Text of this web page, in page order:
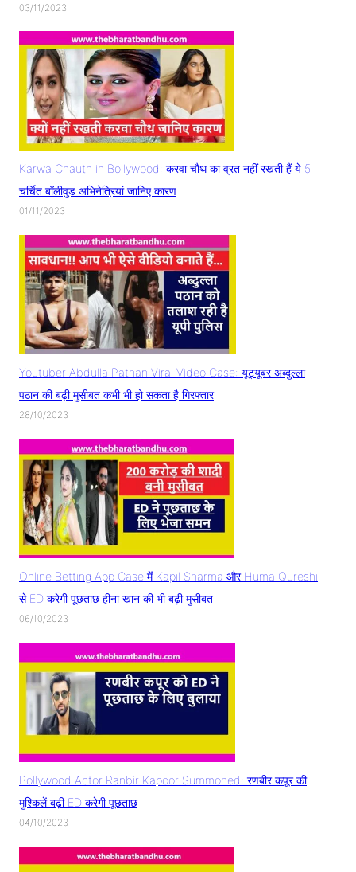
03/11/2023
Karwa Chauth in Bollywood: करवा चौथ का व्रत नहीं रखती हैं ये 5
चर्चित बॉलीवुड अभिनेत्रियां जानिए कारण
01/11/2023
Youtuber Abdulla Pathan Viral Video Case: यूट्यूबर अब्दुल्ला
पठान की बढ़ी मुसीबत कभी भी हो सकता है गिरफ्तार
28/10/2023
Online Betting App Case में Kapil Sharma और Huma Qureshi
से ED करेगी पूछताछ हीना खान की भी बढ़ी मुसीबत
06/10/2023
Bollywood Actor Ranbir Kapoor Summoned: रणबीर कपूर की
मुश्किलें बढ़ी ED करेगी पूछताछ
04/10/2023